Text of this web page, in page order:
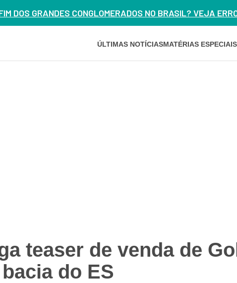
DOS GRANDES CONGLOMERADOS NO BRASIL? VEJA
ÚLTIMAS NOTÍCIASMATÉRIAS ESPECIAIS
teaser de venda de
do ES